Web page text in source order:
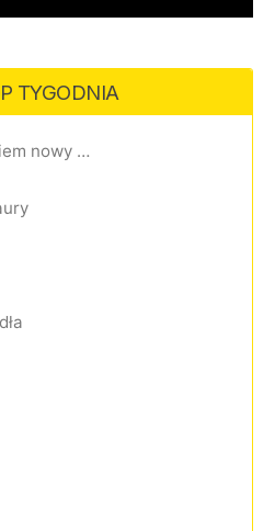
TYGODNIA
Spider-Man. Całkiem nowy dzień